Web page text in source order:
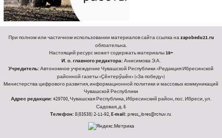
При полном или частичном использовании материалов сайта ссылка наzapobedu21.ru
обязательна.
Настоящий ресурс может содержать материалы18+
И. о. главного редактора:Анисимова Э.А.
Учредитель:Автономное учреждение Чувашской Республики «Редакция Ибресинской
районной газеты «Ҫӗнтерӳшӗн» («За победу»)
Министерства цифрового развития, информационной политики и массовых коммуникаций
Чувашской Республики
Адрес редакции:429700, Чувашская Республика, Ибресинский район, пос. Ибреси, ул.
Садовая, д. 6
Телефон:8(83538) 2-11-92,E-mail:press_ibres@rchuv.ru